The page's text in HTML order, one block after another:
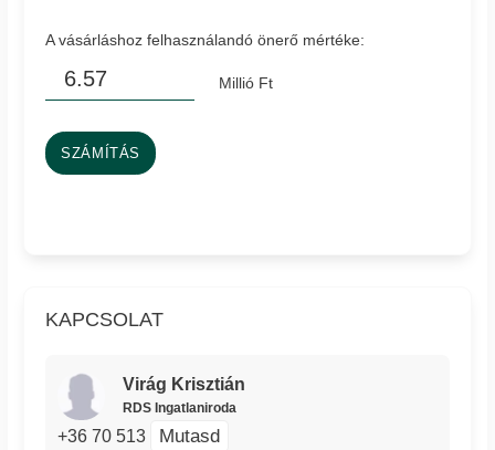
A vásárláshoz felhasználandó önerő mértéke:
Millió Ft
SZÁMÍTÁS
KAPCSOLAT
Virág Krisztián
RDS Ingatlaniroda
+36 70 513 Mutasd